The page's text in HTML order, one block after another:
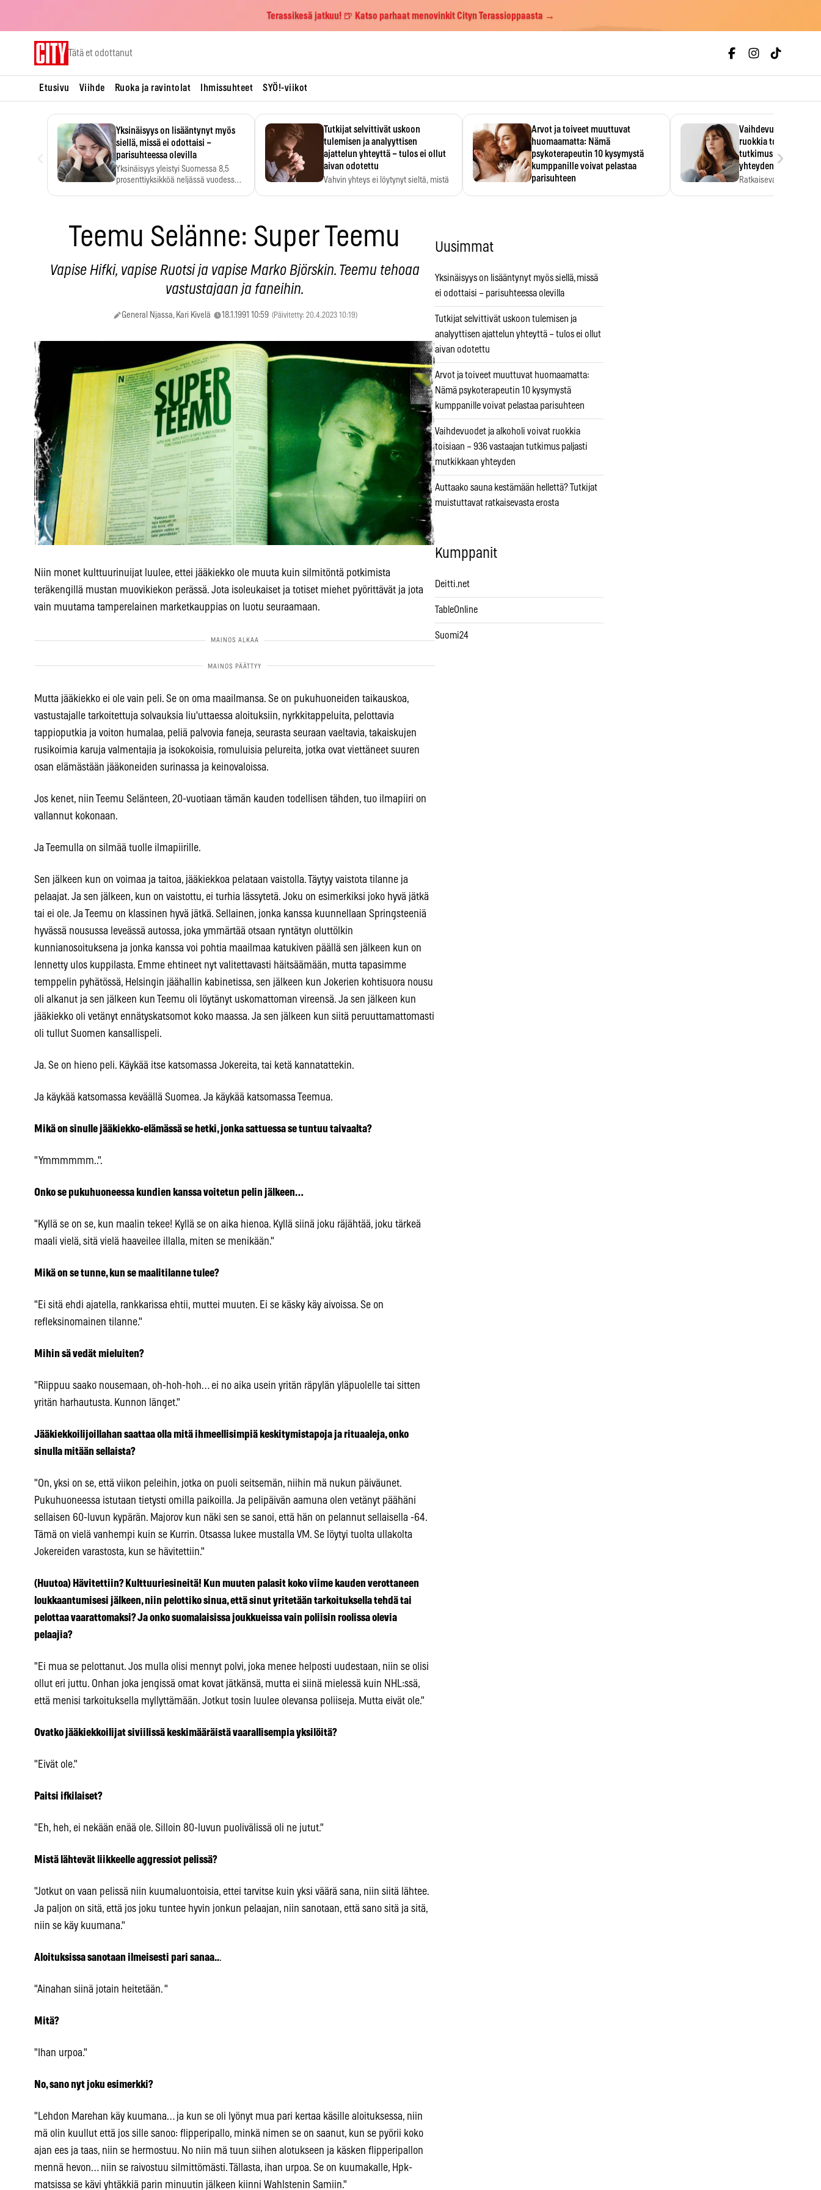
Terassikesä jatkuu! 🍺 Katso parhaat menovinkit Cityn Terassioppaasta →
Tätä et odottanut
Etusivu Viihde Ruoka ja ravintolat Ihmissuhteet SYÖ!-viikot
Yksinäisyys on lisääntynyt myös
siellä, missä ei odottaisi –
parisuhteessa olevilla
Yksinäisyys yleistyi Suomessa 8,5
prosenttiyksikköä neljässä vuodessa.
Tutkijat selvittivät uskoon
tulemisen ja analyyttisen
ajattelun yhteyttä – tulos ei ollut
aivan odotettu
Vahvin yhteys ei löytynyt sieltä, mistä
Arvot ja toiveet muuttuvat
huomaamatta: Nämä
psykoterapeutin 10 kysymystä
kumppanille voivat pelastaa
parisuhteen
Vaihdevuodet ja
ruokkia toisiaan –
tutkimus paljasti
yhteyden
Ratkaiseva tekijä ei
›
Teemu Selänne: Super Teemu
Vapise Hifki, vapise Ruotsi ja vapise Marko Björskin. Teemu tehoaa
vastustajaan ja faneihin.
General Njassa, Kari Kivelä 18.1.1991 10:59 (Päivitetty: 20.4.2023 10:19)
Niin monet kulttuurinuijat luulee, ettei jääkiekko ole muuta kuin silmitöntä potkimista
teräkengillä mustan muovikiekon perässä. Jota isoleukaiset ja totiset miehet pyörittävät ja jota
vain muutama tamperelainen marketkauppias on luotu seuraamaan.
Mutta jääkiekko ei ole vain peli. Se on oma maailmansa. Se on pukuhuoneiden taikauskoa,
vastustajalle tarkoitettuja solvauksia liu'uttaessa aloituksiin, nyrkkitappeluita, pelottavia
tappioputkia ja voiton humalaa, peliä palvovia faneja, seurasta seuraan vaeltavia, takaiskujen
rusikoimia karuja valmentajia ja isokokoisia, romuluisia pelureita, jotka ovat viettäneet suuren
osan elämästään jääkoneiden surinassa ja keinovaloissa.
Jos kenet, niin Teemu Selänteen, 20-vuotiaan tämän kauden todellisen tähden, tuo ilmapiiri on
vallannut kokonaan.
Ja Teemulla on silmää tuolle ilmapiirille.
Sen jälkeen kun on voimaa ja taitoa, jääkiekkoa pelataan vaistolla. Täytyy vaistota tilanne ja
pelaajat. Ja sen jälkeen, kun on vaistottu, ei turhia lässytetä. Joku on esimerkiksi joko hyvä jätkä
tai ei ole. Ja Teemu on klassinen hyvä jätkä. Sellainen, jonka kanssa kuunnellaan Springsteeniä
hyvässä nousussa leveässä autossa, joka ymmärtää otsaan ryntätyn oluttölkin
kunnianosoituksena ja jonka kanssa voi pohtia maailmaa katukiven päällä sen jälkeen kun on
lennetty ulos kuppilasta. Emme ehtineet nyt valitettavasti häitsäämään, mutta tapasimme
temppelin pyhätössä, Helsingin jäähallin kabinetissa, sen jälkeen kun Jokerien kohtisuora nousu
oli alkanut ja sen jälkeen kun Teemu oli löytänyt uskomattoman vireensä. Ja sen jälkeen kun
jääkiekko oli vetänyt ennätyskatsomot koko maassa. Ja sen jälkeen kun siitä peruuttamattomasti
oli tullut Suomen kansallispeli.
Ja. Se on hieno peli. Käykää itse katsomassa Jokereita, tai ketä kannatattekin.
Ja käykää katsomassa keväällä Suomea. Ja käykää katsomassa Teemua.
Mikä on sinulle jääkiekko-elämässä se hetki, jonka sattuessa se tuntuu taivaalta?
"Ymmmmmm..".
Onko se pukuhuoneessa kundien kanssa voitetun pelin jälkeen…
"Kyllä se on se, kun maalin tekee! Kyllä se on aika hienoa. Kyllä siinä joku räjähtää, joku tärkeä
maali vielä, sitä vielä haaveilee illalla, miten se menikään."
Mikä on se tunne, kun se maalitilanne tulee?
"Ei sitä ehdi ajatella, rankkarissa ehtii, muttei muuten. Ei se käsky käy aivoissa. Se on
refleksinomainen tilanne."
Mihin sä vedät mieluiten?
"Riippuu saako nousemaan, oh-hoh-hoh… ei no aika usein yritän räpylän yläpuolelle tai sitten
yritän harhautusta. Kunnon länget."
Jääkiekkoilijoillahan saattaa olla mitä ihmeellisimpiä keskitymistapoja ja rituaaleja, onko
sinulla mitään sellaista?
"On, yksi on se, että viikon peleihin, jotka on puoli seitsemän, niihin mä nukun päiväunet.
Pukuhuoneessa istutaan tietysti omilla paikoilla. Ja pelipäivän aamuna olen vetänyt päähäni
sellaisen 60-luvun kypärän. Majorov kun näki sen se sanoi, että hän on pelannut sellaisella -64.
Tämä on vielä vanhempi kuin se Kurrin. Otsassa lukee mustalla VM. Se löytyi tuolta ullakolta
Jokereiden varastosta, kun se hävitettiin."
(Huutoa) Hävitettiin? Kulttuuriesineitä! Kun muuten palasit koko viime kauden verottaneen
loukkaantumisesi jälkeen, niin pelottiko sinua, että sinut yritetään tarkoituksella tehdä tai
pelottaa vaarattomaksi? Ja onko suomalaisissa joukkueissa vain poliisin roolissa olevia
pelaajia?
"Ei mua se pelottanut. Jos mulla olisi mennyt polvi, joka menee helposti uudestaan, niin se olisi
ollut eri juttu. Onhan joka jengissä omat kovat jätkänsä, mutta ei siinä mielessä kuin NHL:ssä,
että menisi tarkoituksella myllyttämään. Jotkut tosin luulee olevansa poliiseja. Mutta eivät ole."
Ovatko jääkiekkoilijat siviilissä keskimääräistä vaarallisempia yksilöitä?
"Eivät ole."
Paitsi ifkilaiset?
"Eh, heh, ei nekään enää ole. Silloin 80-luvun puolivälissä oli ne jutut."
Mistä lähtevät liikkeelle aggressiot pelissä?
"Jotkut on vaan pelissä niin kuumaluontoisia, ettei tarvitse kuin yksi väärä sana, niin siitä lähtee.
Ja paljon on sitä, että jos joku tuntee hyvin jonkun pelaajan, niin sanotaan, että sano sitä ja sitä,
niin se käy kuumana."
Aloituksissa sanotaan ilmeisesti pari sanaa...
"Ainahan siinä jotain heitetään. "
Mitä?
"Ihan urpoa."
No, sano nyt joku esimerkki?
"Lehdon Marehan käy kuumana… ja kun se oli lyönyt mua pari kertaa käsille aloituksessa, niin
mä olin kuullut että jos sille sanoo: flipperipallo, minkä nimen se on saanut, kun se pyörii koko
ajan ees ja taas, niin se hermostuu. No niin mä tuun siihen alotukseen ja käsken flipperipallon
mennä hevon… niin se raivostuu silmittömästi. Tällasta, ihan urpoa. Se on kuumakalle, Hpk-
matsissa se kävi yhtäkkiä parin minuutin jälkeen kiinni Wahlstenin Samiin."
Uusimmat
Yksinäisyys on lisääntynyt myös siellä, missä
ei odottaisi – parisuhteessa olevilla
Tutkijat selvittivät uskoon tulemisen ja
analyyttisen ajattelun yhteyttä – tulos ei ollut
aivan odotettu
Arvot ja toiveet muuttuvat huomaamatta:
Nämä psykoterapeutin 10 kysymystä
kumppanille voivat pelastaa parisuhteen
Vaihdevuodet ja alkoholi voivat ruokkia
toisiaan – 936 vastaajan tutkimus paljasti
mutkikkaan yhteyden
Auttaako sauna kestämään hellettä? Tutkijat
muistuttavat ratkaisevasta erosta
Kumppanit
Deitti.net
TableOnline
Suomi24